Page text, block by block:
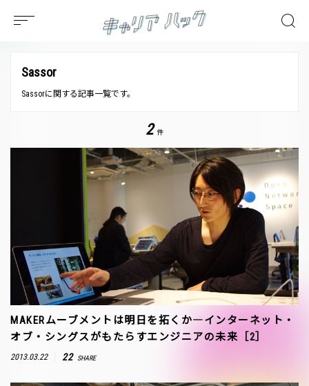
Sassor
Sassorに関する記事一覧です。
2 件
MAKERムーブメントは明日を拓くか―インターネット・
オブ・シングスがもたらすエンジニアの未来［2］
2013.03.22 22 SHARE